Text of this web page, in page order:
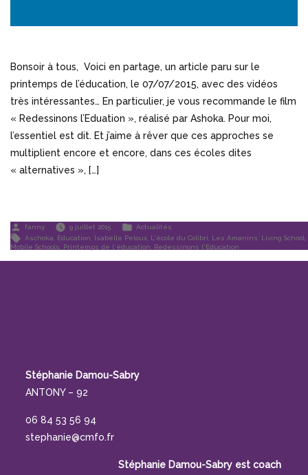
Bonsoir à tous, Voici en partage, un article paru sur le
printemps de l’éducation, le 07/07/2015, avec des vidéos
très intéressantes… En particulier, je vous recommande le film
« Redessinons l’Eduation », réalisé par Ashoka. Pour moi,
l’essentiel est dit. Et j’aime à rêver que ces approches se
multiplient encore et encore, dans ces écoles dites
« alternatives », […]
Publié
par
fanny 9 juillet 2015
Publié
dans
Actualités
Étiquettes :
Aschoka Education Isabelle Peloux L'école du Colibri Les Amanins Living School
Mobile Schools, Printemps de l'éducation, Redessinons l'Education
Stéphanie Damou-Sabry
ANTONY – 92
06 84 53 56 94
stephanie@cmfo.fr
Stéphanie Damou-Sabry est coach